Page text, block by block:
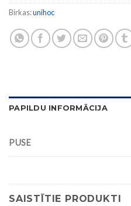
Birkas:unihoc
PAPILDU INFORMĀCIJA
PUSE
SAISTĪTIE PRODUKTI